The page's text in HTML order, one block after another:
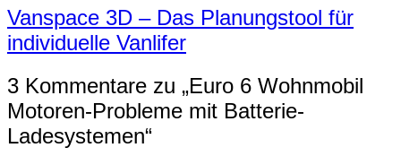
Vanspace 3D – Das Planungstool für
individuelle Vanlifer
3 Kommentare zu „Euro 6 Wohnmobil
Motoren-Probleme mit Batterie-
Ladesystemen“